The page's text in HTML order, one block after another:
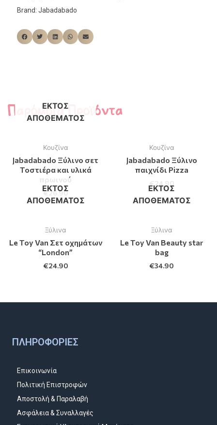
Brand: Jabadabado
Παρόμοια Προϊόντα
ΕΚΤΌΣ
ΑΠΟΘΈΜΑΤΟΣ
Κουζίνα
Jabadabado Ξύλινο σετ
Τοστιέρα και υλικά
πρωινού
€26.90
Κουζίνα
Jabadabado Ξύλινο
παιχνίδι Pizza
ΕΚΤΌΣ
ΑΠΟΘΈΜΑΤΟΣ
Ξύλινα
Le Toy Van Σετ οχημάτων
“London”
€24.90
ΕΚΤΌΣ
ΑΠΟΘΈΜΑΤΟΣ
Ξύλινα
Le Toy Van Beauty star
bag
€34.90
ΠΛΗΡΟΦΟΡΊΕΣ
Επικοινωνία
Πολιτική Επιστροφών
Αποστολή & Παραλαβή
Ασφάλεια & Συναλλαγές